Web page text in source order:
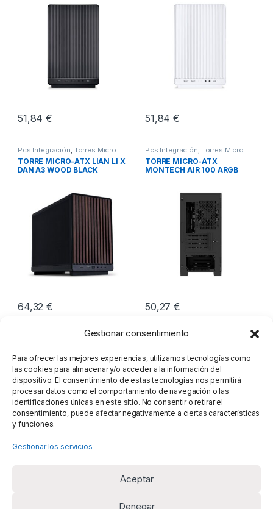
Gestionar consentimiento
Para ofrecer las mejores experiencias, utilizamos tecnologías como
las cookies para almacenar y/o acceder a la información del
dispositivo. El consentimiento de estas tecnologías nos permitirá
procesar datos como el comportamiento de navegación o las
identificaciones únicas en este sitio. No consentir o retirar el
consentimiento, puede afectar negativamente a ciertas características
y funciones.
Gestionar los servicios
Aceptar
Denegar
51,84€ 51,84€
Pcs Integración, Torres Micro
ATX,Torres Sobremesa
TORRE MICRO-ATX LIAN LI X
DAN A3 WOOD BLACK
64,32€
Pcs Integración, Torres Micro
ATX,Torres Sobremesa
TORRE MICRO-ATX
MONTECH AIR 100 ARGB
50,27€
Mostrando los 8 resultados